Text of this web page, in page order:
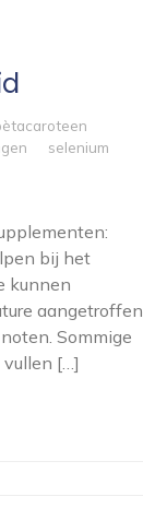
selenium
bij het
kunnen
aangetroffen
Sommige
[…]